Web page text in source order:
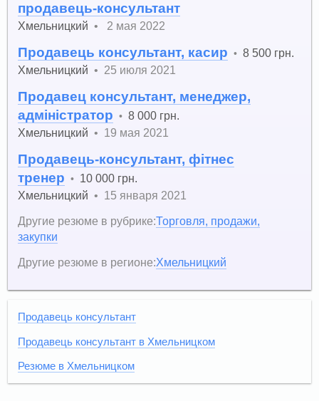
продавець-консультант
Хмельницкий • 2 мая 2022
Продавець консультант, касир •8 500 грн.
Хмельницкий • 25 июля 2021
Продавец консультант, менеджер,
адміністратор •8 000 грн.
Хмельницкий • 19 мая 2021
Продавець-консультант, фітнес
тренер • 10 000 грн.
Хмельницкий • 15 января 2021
Другие резюме в рубрике:Торговля, продажи,
закупки
Другие резюме в регионе:Хмельницкий
Продавець консультант
Продавець консультант в Хмельницком
Резюме в Хмельницком